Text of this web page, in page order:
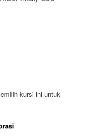
kursi ini untuk